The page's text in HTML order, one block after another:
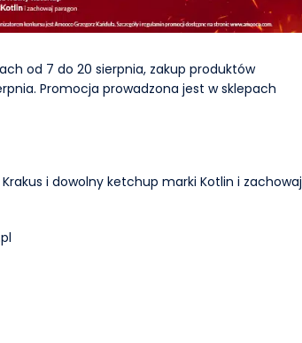
od 7 do 20 sierpnia, zakup produktów
Promocja prowadzona jest w sklepach
i dowolny ketchup marki Kotlin i zachowaj